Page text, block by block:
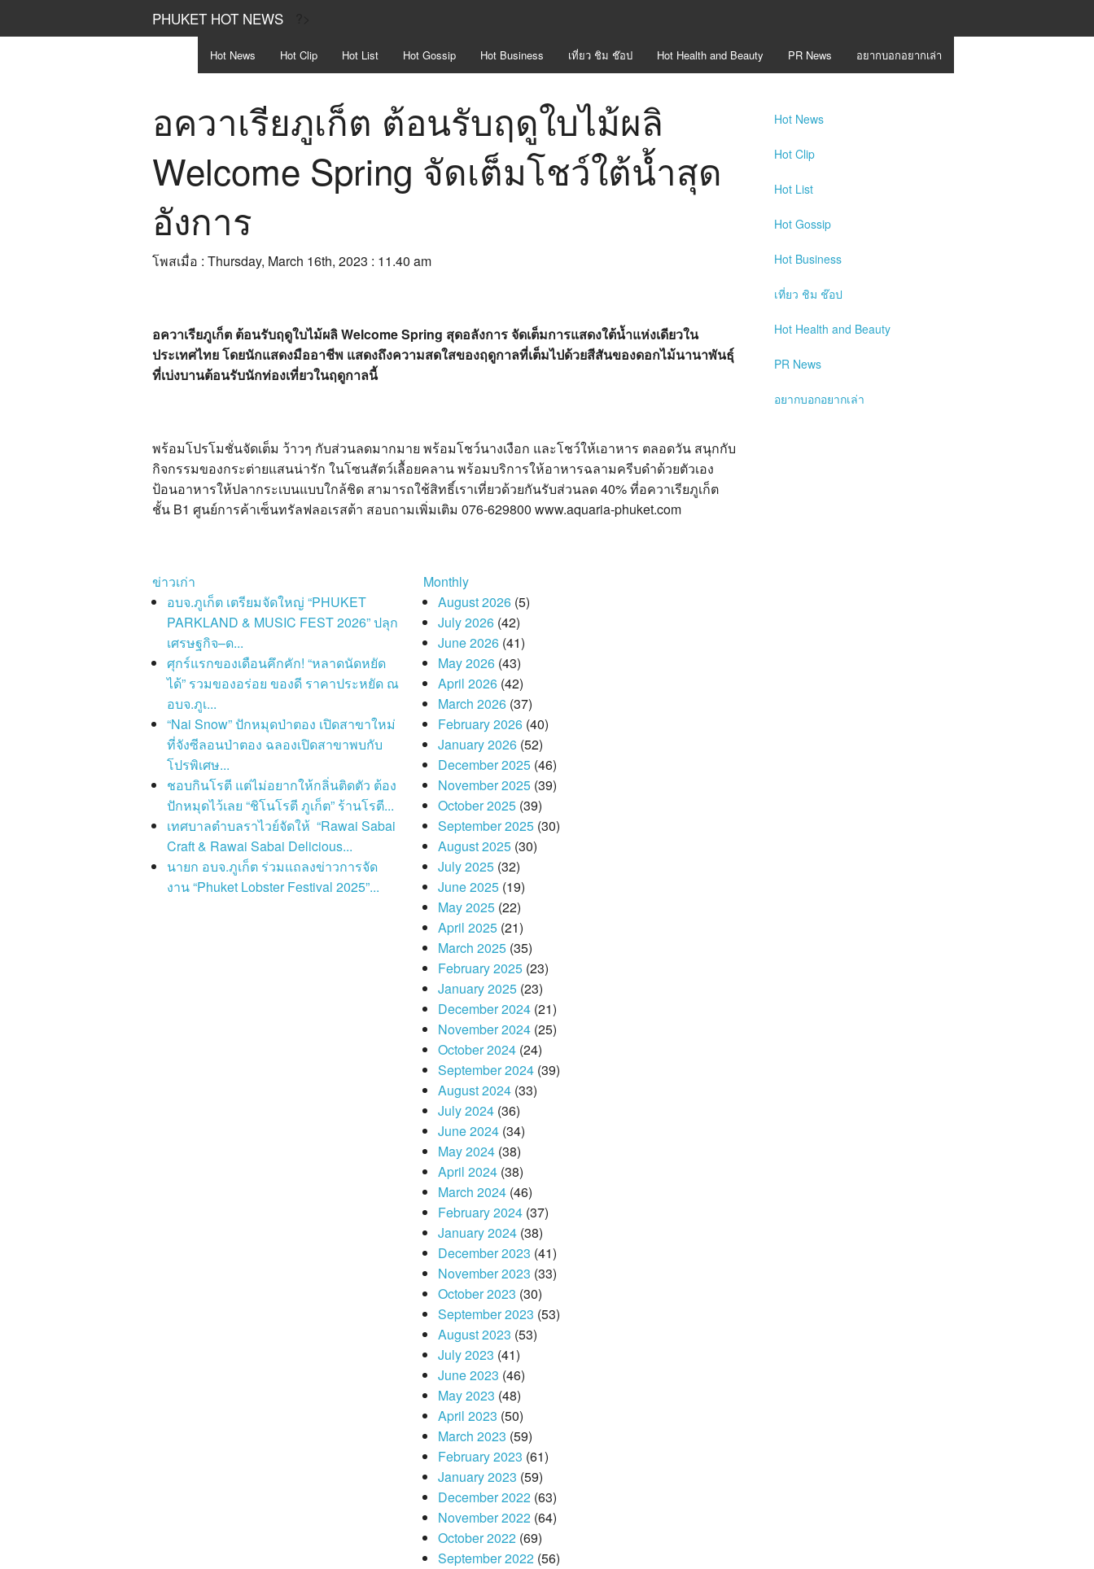
PHUKET HOT NEWS
Hot News Hot Clip Hot List Hot Gossip Hot Business เที่ยว ชิม ช๊อป Hot Health and Beauty PR News อยากบอกอยากเล่า
อควาเรียภูเก็ต ต้อนรับฤดูใบไม้ผลิ
Welcome Spring จัดเต็มโชว์ใต้น้ำสุด
อังการ
โพสเมื่อ : Thursday, March 16th, 2023 : 11.40 am
อควาเรียภูเก็ต ต้อนรับฤดูใบไม้ผลิ Welcome Spring สุดอลังการ จัดเต็มการแสดงใต้น้ำแห่งเดียวใน
ประเทศไทย โดยนักแสดงมืออาชีพ แสดงถึงความสดใสของฤดูกาลที่เต็มไปด้วยสีสันของดอกไม้นานาพันธุ์
ที่เบ่งบานต้อนรับนักท่องเที่ยวในฤดูกาลนี้
พร้อมโปรโมชั่นจัดเต็ม ว้าวๆ กับส่วนลดมากมาย พร้อมโชว์นางเงือก และโชว์ให้เอาหาร ตลอดวัน สนุกกับ
กิจกรรมของกระต่ายแสนน่ารัก ในโซนสัตว์เลื้อยคลาน พร้อมบริการให้อาหารฉลามครีบดำด้วยตัวเอง
ป้อนอาหารให้ปลากระเบนแบบใกล้ชิด สามารถใช้สิทธิ์เราเที่ยวด้วยกันรับส่วนลด 40% ที่อควาเรียภูเก็ต
ชั้น B1 ศูนย์การค้าเซ็นทรัลฟลอเรสต้า สอบถามเพิ่มเติม 076-629800 www.aquaria-phuket.com
Hot News
Hot Clip
Hot List
Hot Gossip
Hot Business
เที่ยว ชิม ช๊อป
Hot Health and Beauty
PR News
อยากบอกอยากเล่า
ข่าวเก่า
อบจ.ภูเก็ต เตรียมจัดใหญ่ “PHUKET
PARKLAND & MUSIC FEST 2026” ปลุก
เศรษฐกิจ–ด...
ศุกร์แรกของเดือนคึกคัก! “หลาดนัดหยัด
ได้” รวมของอร่อย ของดี ราคาประหยัด ณ
อบจ.ภูเ...
“Nai Snow” ปักหมุดป่าตอง เปิดสาขาใหม่
ที่จังซีลอนป่าตอง ฉลองเปิดสาขาพบกับ
โปรพิเศษ...
ชอบกินโรตี แต่ไม่อยากให้กลิ่นติดตัว ต้อง
ปักหมุดไว้เลย “ชิโนโรตี ภูเก็ต” ร้านโรตี...
เทศบาลตำบลราไวย์จัดให้ “Rawai Sabai
Craft & Rawai Sabai Delicious...
นายก อบจ.ภูเก็ต ร่วมแถลงข่าวการจัด
งาน “Phuket Lobster Festival 2025”...
Monthly
August 2026(5)
July 2026(42)
June 2026(41)
May 2026(43)
April 2026(42)
March 2026(37)
February 2026(40)
January 2026(52)
December 2025(46)
November 2025(39)
October 2025(39)
September 2025(30)
August 2025(30)
July 2025(32)
June 2025(19)
May 2025(22)
April 2025(21)
March 2025(35)
February 2025(23)
January 2025(23)
December 2024(21)
November 2024(25)
October 2024(24)
September 2024(39)
August 2024(33)
July 2024(36)
June 2024(34)
May 2024(38)
April 2024(38)
March 2024(46)
February 2024(37)
January 2024(38)
December 2023 (41)
November 2023 (33)
October 2023 (30)
September 2023 (53)
August 2023 (53)
July 2023 (41)
June 2023 (46)
May 2023 (48)
April 2023 (50)
March 2023 (59)
February 2023 (61)
January 2023 (59)
December 2022(63)
November 2022(64)
October 2022(69)
September 2022(56)